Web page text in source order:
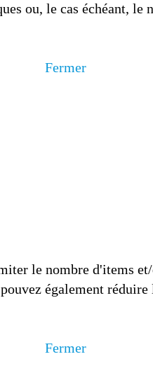
ou, le cas échéant, le
Fermer
le nombre d'items
également
Fermer